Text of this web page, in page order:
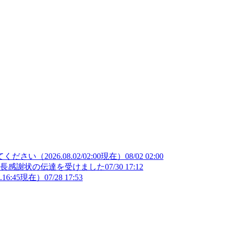
ださい（2026.08.02/02:00現在） 08/02 02:00
感謝状の伝達を受けました07/30 17:12
現在） 07/28 17:53